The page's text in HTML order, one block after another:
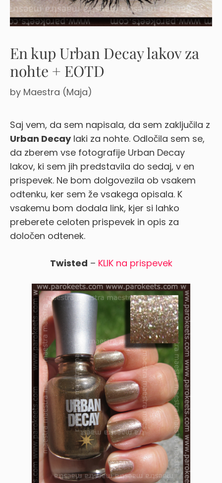
En kup Urban Decay lakov za
nohte + EOTD
by Maestra (Maja)
Saj vem, da sem napisala, da sem zaključila z
Urban Decaylaki za nohte. Odločila sem se,
da zberem vse fotografije Urban Decay
lakov, ki sem jih predstavila do sedaj, v en
prispevek. Ne bom dolgovezila ob vsakem
odtenku, ker sem že vsakega opisala. K
vsakemu bom dodala link, kjer si lahko
preberete celoten prispevek in opis za
določen odtenek.
Twisted – KLIK na prispevek